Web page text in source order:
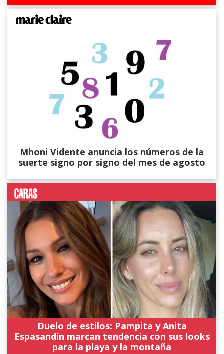
Mhoni Vidente anuncia los números de la
suerte signo por signo del mes de agosto
Duelo de estilos: Pampita y Anita
Espasandín marcan tendencia con sus looks
para la playa y la montaña